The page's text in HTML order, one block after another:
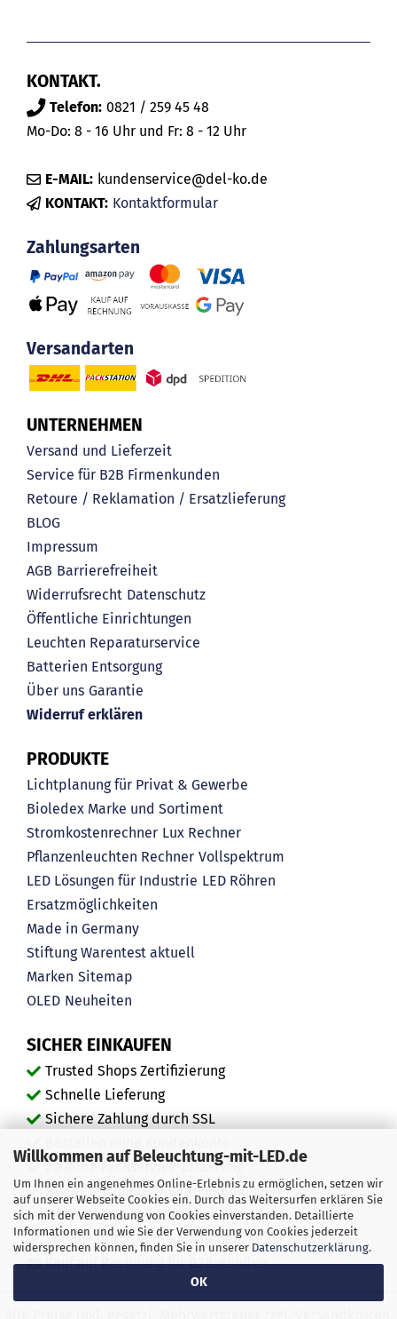
Willkommen auf Beleuchtung-mit-LED.de
Um Ihnen ein angenehmes Online-Erlebnis zu ermöglichen, setzen wir
auf unserer Webseite Cookies ein. Durch das Weitersurfen erklären Sie
sich mit der Verwendung von Cookies einverstanden. Detaillierte
Informationen und wie Sie der Verwendung von Cookies jederzeit
widersprechen können, finden Sie in unserer Datenschutzerklärung.
OK
KONTAKT.
Telefon: 0821 / 259 45 48
Mo-Do: 8 - 16 Uhr und Fr: 8 - 12 Uhr
E-MAIL: kundenservice@del-ko.de
KONTAKT: Kontaktformular
Zahlungsarten
Versandarten
UNTERNEHMEN
Versand und Lieferzeit
Service für B2B Firmenkunden
Retoure / Reklamation / Ersatzlieferung
BLOG
Impressum
AGB Barrierefreiheit
Widerrufsrecht Datenschutz
Öffentliche Einrichtungen
Leuchten Reparaturservice
Batterien Entsorgung
Über uns Garantie
Widerruf erklären
PRODUKTE
Lichtplanung für Privat & Gewerbe
Bioledex Marke und Sortiment
Stromkostenrechner Lux Rechner
Pflanzenleuchten Rechner Vollspektrum
LED Lösungen für Industrie LED Röhren
Ersatzmöglichkeiten
Made in Germany
Stiftung Warentest aktuell
Marken Sitemap
OLED Neuheiten
SICHER EINKAUFEN
Trusted Shops Zertifizierung
Schnelle Lieferung
Sichere Zahlung durch SSL
20 Jahre Fachservice-Erfahrung
"Ausgezeichnete" Kundenmeinungen
Mehr als 450.000 zufriedene Kunden
Service durch echte Menschen, keine Bots
Kauf auf Rechnung für B2B-Kunden